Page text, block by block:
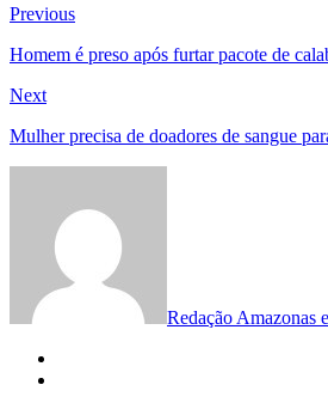
Navegação
de
Post
PreviousPrevious
Homem é preso após furtar pacote de
NextNext
Mulher precisa de doadores de sangue
Redação Amazonas